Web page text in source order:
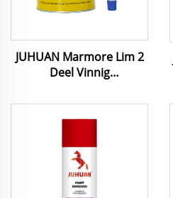
JUHUAN Marmore Lim 2
Deel Vinnig
Keramiekteëls Geelsbruin
Wit Transparant 0,8L 3L